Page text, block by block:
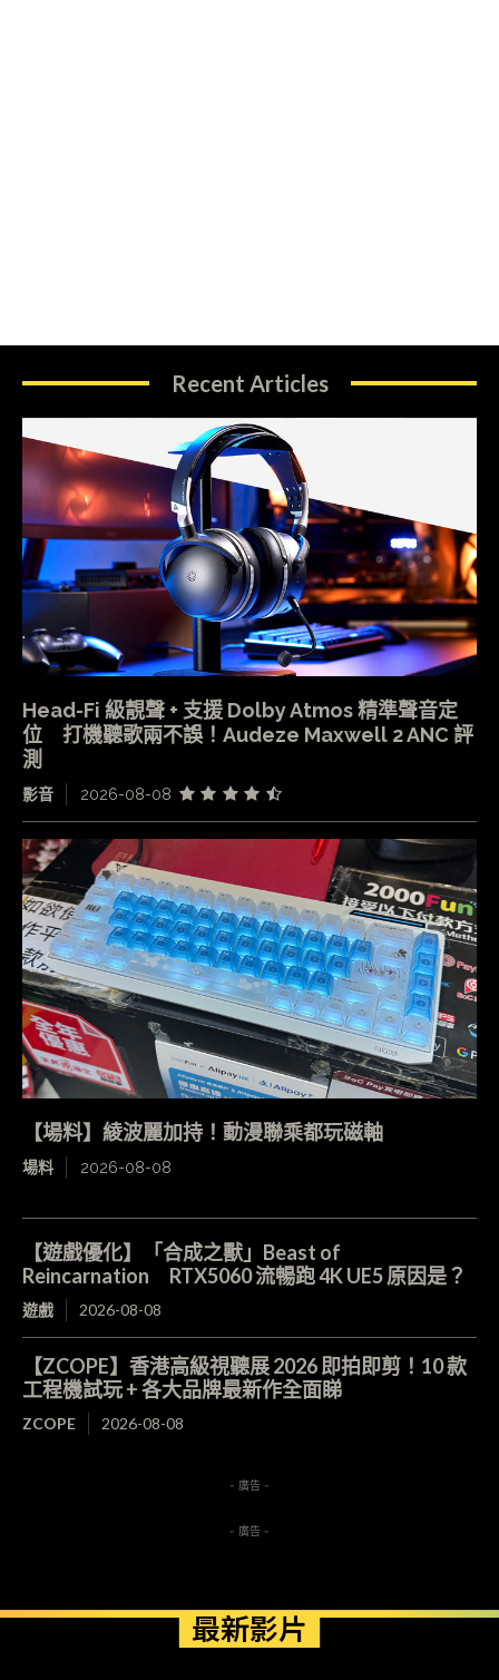
Recent Articles
Head-Fi 級靚聲 + 支援 Dolby Atmos 精準聲音定
位 打機聽歌兩不誤！Audeze Maxwell 2 ANC 評
測
影音 2026-08-08
【場料】綾波麗加持！動漫聯乘都玩磁軸
場料 2026-08-08
【遊戲優化】「合成之獸」Beast of
Reincarnation RTX5060 流暢跑 4K UE5 原因是？
遊戲 2026-08-08
【ZCOPE】香港高級視聽展 2026 即拍即剪！10 款
工程機試玩 + 各大品牌最新作全面睇
ZCOPE 2026-08-08
- 廣告 -
- 廣告 -
最新影片